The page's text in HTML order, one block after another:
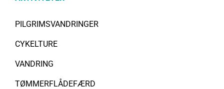
PILGRIMSVANDRINGER
CYKELTURE
VANDRING
TØMMERFLÅDEFÆRD